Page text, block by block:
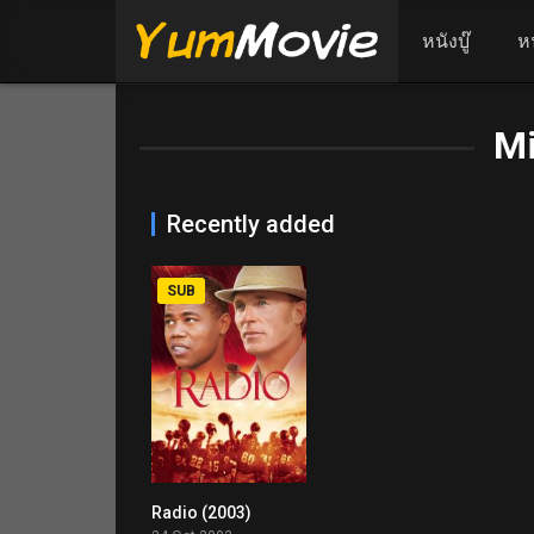
หนังบู๊ ห
Recently added
SUB
Radio (2003)